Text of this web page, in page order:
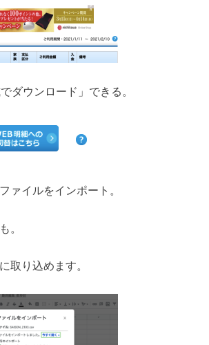
ダウンロード」できる。
ァイルをインポート。
。
取り込めます。